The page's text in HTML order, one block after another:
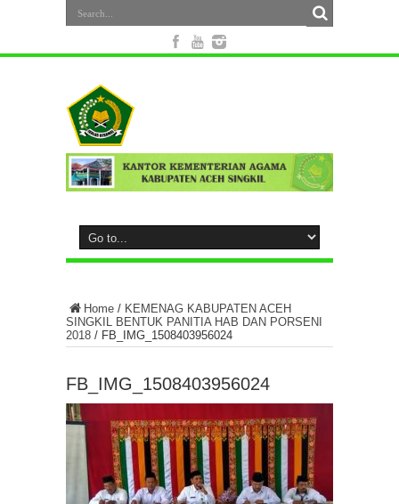
Home / KEMENAG KABUPATEN ACEH
SINGKIL BENTUK PANITIA HAB DAN PORSENI
2018 / FB_IMG_1508403956024
FB_IMG_1508403956024